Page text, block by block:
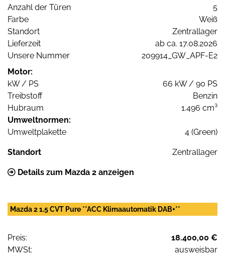
Anzahl der Türen
5
Farbe
Weiß
Standort
Zentrallager
Lieferzeit
ab ca. 17.08.2026
Unsere Nummer
209914_GW_APF-E2
Motor:
kW / PS
66 kW / 90 PS
Treibstoff
Benzin
Hubraum
1.496 cm³
Umweltnormen:
Umweltplakette
4 (Green)
Standort Zentrallager
Details zum Mazda 2 anzeigen
Mazda 2 1.5 CVT Pure **ACC Klimaautomatik DAB+**
Preis:
18.400,00 €
MWSt:
ausweisbar